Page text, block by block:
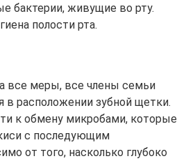
бактерии, живущие во рту.
полости рта.
все меры, все члены семьи
расположении зубной щетки.
к обмену микробами, которые
с последующим
от того, насколько глубоко